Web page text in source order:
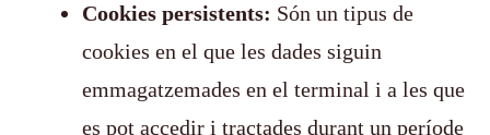
Cookies persistents: Són un tipus de
cookies en el que les dades siguin
emmagatzemades en el terminal i a les que
es pot accedir i tractades durant un període